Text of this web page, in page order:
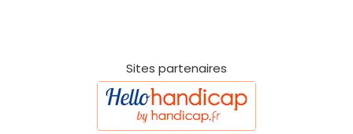
Sites partenaires